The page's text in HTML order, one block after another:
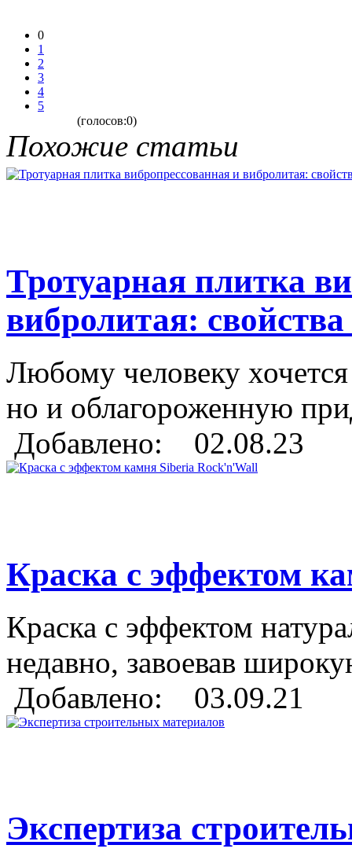
0
1
2
3
4
5
(голосов:0)
Похожие статьи
Тротуарная плитка
вибролитая:
Любому человеку
но и облагороженную
Добавлено: 02.08.23
Краска с эффектом
Краска с эффектом
недавно, завоевав
Добавлено: 03.09.21
Экспертиза